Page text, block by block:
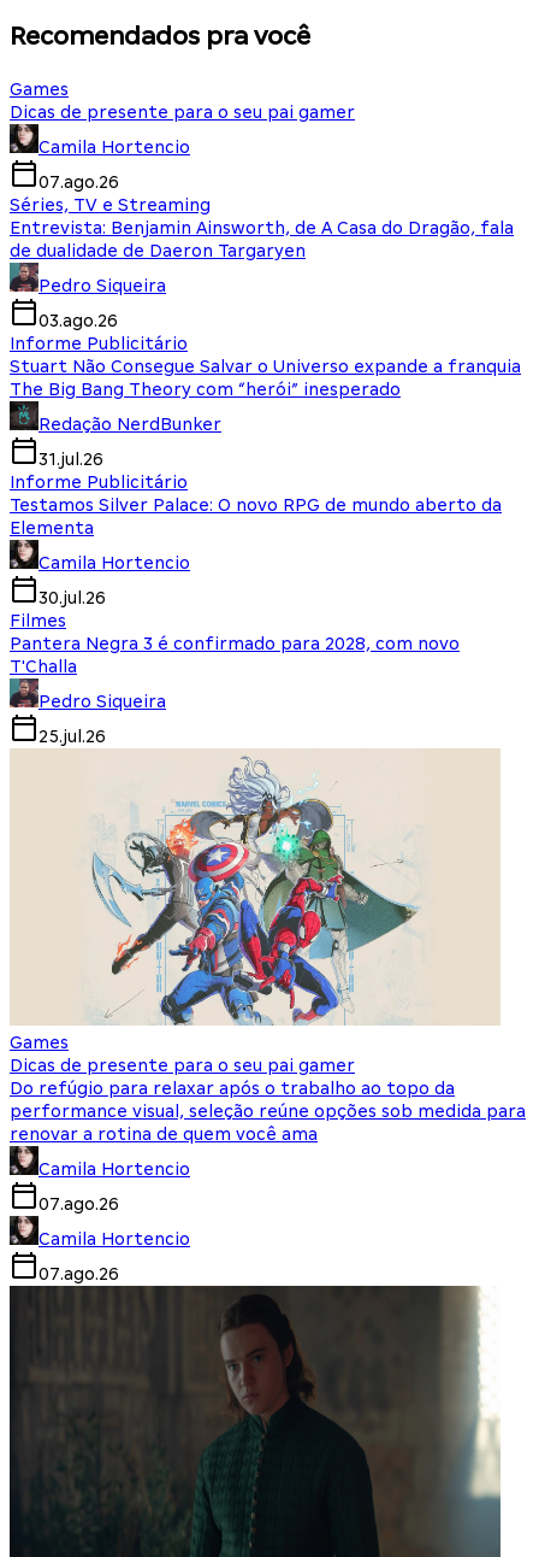
Recomendados pra você
Games
Dicas de presente para o seu pai gamer
Camila Hortencio
07.ago.26
Séries, TV e Streaming
Entrevista: Benjamin Ainsworth, de A Casa do Dragão, fala
de dualidade de Daeron Targaryen
Pedro Siqueira
03.ago.26
Informe Publicitário
Stuart Não Consegue Salvar o Universo expande a franquia
The Big Bang Theory com “herói” inesperado
Redação NerdBunker
31.jul.26
Informe Publicitário
Testamos Silver Palace: O novo RPG de mundo aberto da
Elementa
Camila Hortencio
30.jul.26
Filmes
Pantera Negra 3 é confirmado para 2028, com novo
T'Challa
Pedro Siqueira
25.jul.26
Games
Dicas de presente para o seu pai gamer
Do refúgio para relaxar após o trabalho ao topo da
performance visual, seleção reúne opções sob medida para
renovar a rotina de quem você ama
Camila Hortencio
07.ago.26
Camila Hortencio
07.ago.26